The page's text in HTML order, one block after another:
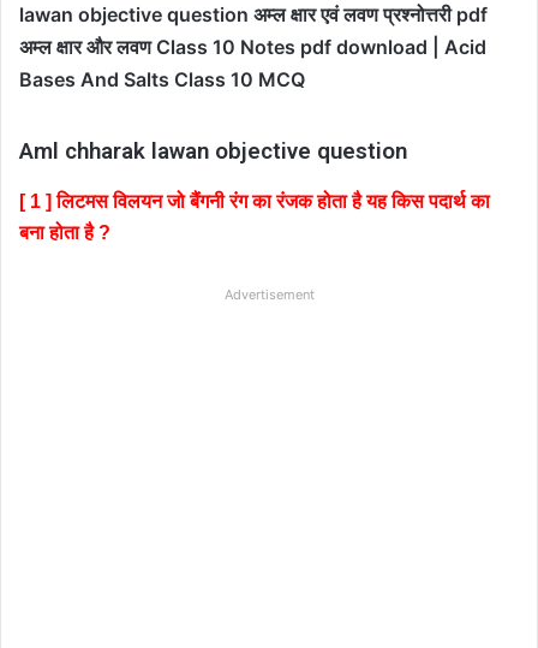
lawan objective question अम्ल क्षार एवं लवण प्रश्नोत्तरी pdf
अम्ल क्षार और लवण Class 10 Notes pdf download | Acid
Bases And Salts Class 10 MCQ
Aml chharak lawan objective question
[ 1 ] लिटमस विलयन जो बैंगनी रंग का रंजक होता है यह किस पदार्थ का
बना होता है ?
Advertisement